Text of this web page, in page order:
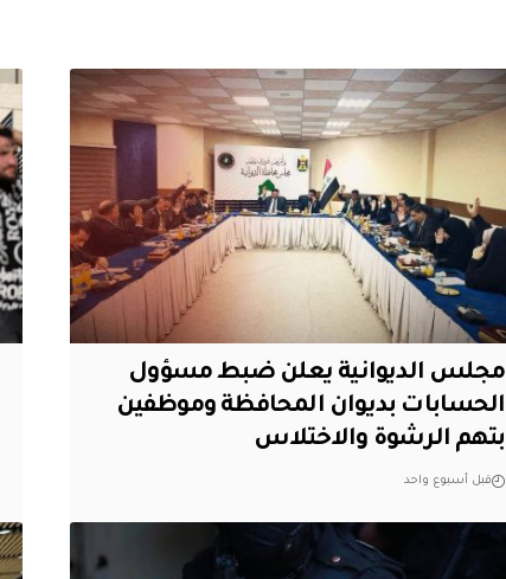
مجلس الديوانية يعلن ضبط مسؤول
الحسابات بديوان المحافظة وموظفين
بتهم الرشوة والاختلاس
قبل أسبوع واحد